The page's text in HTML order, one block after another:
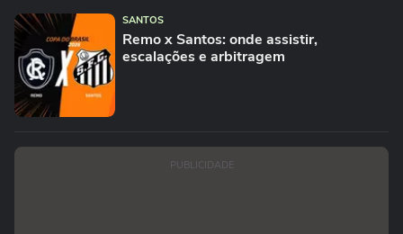
SANTOS
Remo x Santos: onde assistir,
escalações e arbitragem
PUBLICIDADE